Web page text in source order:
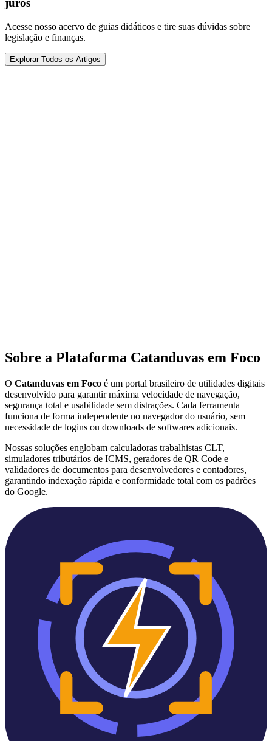
juros
Acesse nosso acervo de guias didáticos e tire suas dúvidas sobre
legislação e finanças.
Explorar Todos os Artigos
Sobre a Plataforma Catanduvas em Foco
O Catanduvas em Foco é um portal brasileiro de utilidades digitais
desenvolvido para garantir máxima velocidade de navegação,
segurança total e usabilidade sem distrações. Cada ferramenta
funciona de forma independente no navegador do usuário, sem
necessidade de logins ou downloads de softwares adicionais.
Nossas soluções englobam calculadoras trabalhistas CLT,
simuladores tributários de ICMS, geradores de QR Code e
validadores de documentos para desenvolvedores e contadores,
garantindo indexação rápida e conformidade total com os padrões
do Google.